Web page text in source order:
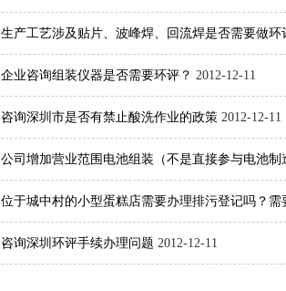
生产工艺涉及贴片、波峰焊、回流焊是否需要做环
企业咨询组装仪器是否需要环评？ 2012-12-11
咨询深圳市是否有禁止酸洗作业的政策 2012-12-11
公司增加营业范围电池组装（不是直接参与电池
位于城中村的小型蛋糕店需要办理排污登记吗？需
咨询深圳环评手续办理问题 2012-12-11